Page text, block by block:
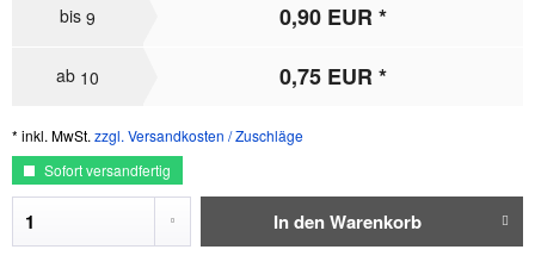
bis 9 0,90 EUR *
ab 10 0,75 EUR *
* inkl. MwSt. zzgl. Versandkosten / Zuschläge
Sofort versandfertig
In denWarenkorb